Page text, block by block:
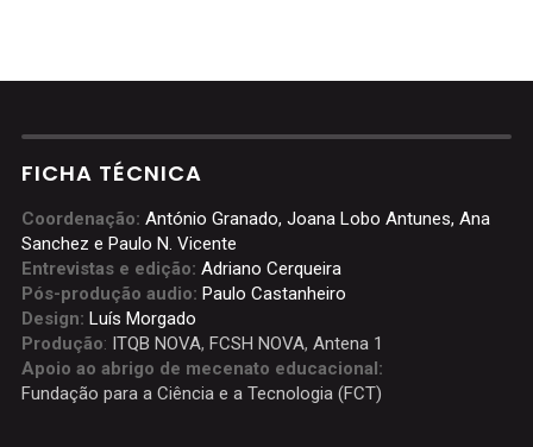
FICHA TÉCNICA
Coordenação: António Granado, Joana Lobo Antunes, Ana
Sanchez e Paulo N. Vicente
Entrevistas e edição: Adriano Cerqueira
Pós-produção audio: Paulo Castanheiro
Design: Luís Morgado
Produção: ITQB NOVA, FCSH NOVA, Antena 1
Apoio ao abrigo de mecenato educacional:
Fundação para a Ciência e a Tecnologia (FCT)